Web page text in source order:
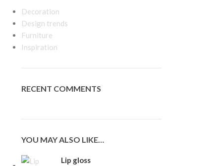
Decoration
Design trends
Furniture
Inspiration
RECENT COMMENTS
YOU MAY ALSO LIKE…
Lip gloss